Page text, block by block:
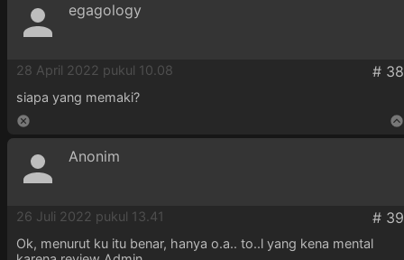
egagology
28 April 2022 pukul 10.08
siapa yang memaki?
Anonim
26 Juli 2022 pukul 13.41
Ok, menurut ku itu benar, hanya o.a.. to..l yang kena mental